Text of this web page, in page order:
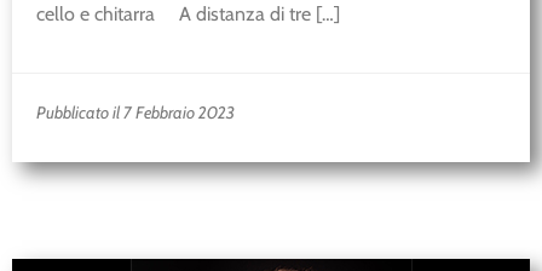
cello e chitarra A distanza di tre […]
Pubblicato il 7 Febbraio 2023